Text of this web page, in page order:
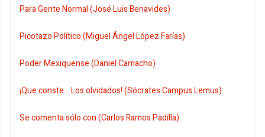
Para Gente Normal (José Luis Benavides)
Picotazo Político (Miguel Ángel López Farías)
Poder Mexiquense (Daniel Camacho)
¡Que conste... Los olvidados! (Sócrates Campus Lemus)
Se comenta sólo con (Carlos Ramos Padilla)